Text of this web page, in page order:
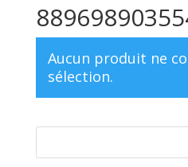
Aucun produit ne
sélection.